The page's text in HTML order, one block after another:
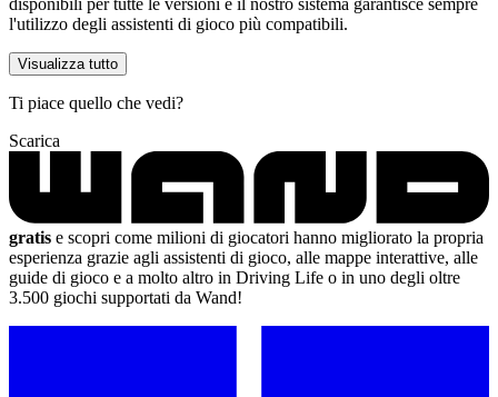
l'utilizzo degli assistenti di gioco più compatibili.
Visualizza tutto
Ti piace quello che vedi?
Scarica
gratis e scopri come milioni di giocatori hanno migliorato la propria
esperienza grazie agli assistenti di gioco, alle mappe interattive, alle
guide di gioco e a molto altro in Driving Life o in uno degli oltre
3.500 giochi supportati da Wand!